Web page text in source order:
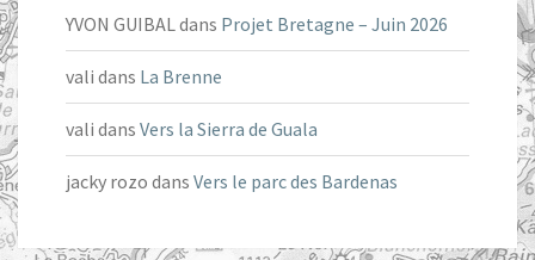
YVON GUIBALdans Projet Bretagne – Juin 2026
vali dans La Brenne
vali dans Vers la Sierra de Guala
jacky rozo dans Vers le parc des Bardenas